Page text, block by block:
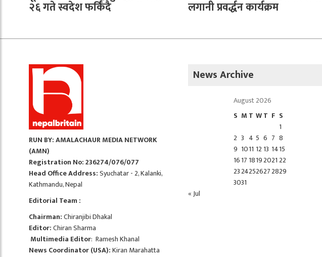
२६ गते स्वदेश फर्किँदै लगानी प्रवर्द्धन कार्यक्रम
RUN BY: AMALACHAUR MEDIA NETWORK
(AMN)
Registration No: 236274/076/077
Head Office Address:Syuchatar - 2, Kalanki,
Kathmandu, Nepal
Editorial Team :
Chairman:Chiranjibi Dhakal
Editor:Chiran Sharma
Multimedia Editor: Ramesh Khanal
News Coordinator (USA):Kiran Marahatta
News Archive
August 2026
S M T WT F S
1
2 3 4 5 6 7 8
9 1011 12 13 1415
1617 1819202122
23242526272829
3031
« Jul